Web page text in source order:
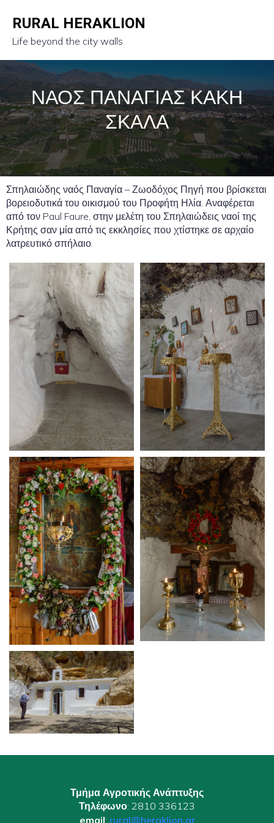
RURAL HERAKLION
Life beyond the city walls
ΝΑΟΣ ΠΑΝΑΓΙΑΣ ΚΑΚΗ
ΣΚΑΛΑ
Σπηλαιώδης ναός Παναγία – Ζωοδόχος Πηγή που βρίσκεται
βορειοδυτικά του οικισμού του Προφήτη Ηλία. Αναφέρεται
από τον Paul Faure, στην μελέτη του Σπηλαιώδεις ναοί της
Κρήτης σαν μία από τις εκκλησίες που χτίστηκε σε αρχαίο
λατρευτικό σπήλαιο.
Τμήμα Αγροτικής Ανάπτυξης
Τηλέφωνο: 2810 336123
email: rural@heraklion.gr